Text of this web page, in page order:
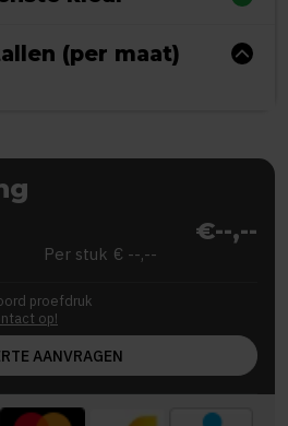
(per maat)
€--,--
Per stuk € --,--
proefdruk
op!
AANVRAGEN